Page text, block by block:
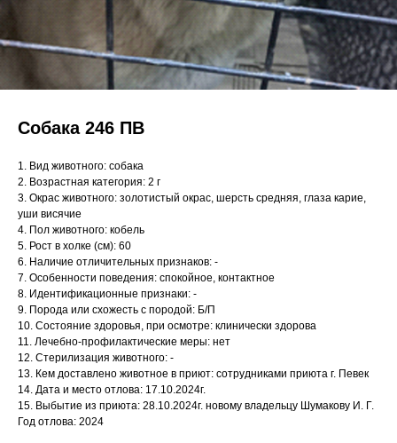
Собака 246 ПВ
1. Вид животного: собака
2. Возрастная категория: 2 г
3. Окрас животного: золотистый окрас, шерсть средняя, глаза карие,
уши висячие
4. Пол животного: кобель
5. Рост в холке (см): 60
6. Наличие отличительных признаков: -
7. Особенности поведения: спокойное, контактное
8. Идентификационные признаки: -
9. Порода или схожесть с породой: Б/П
10. Состояние здоровья, при осмотре: клинически здорова
11. Лечебно-профилактические меры: нет
12. Стерилизация животного: -
13. Кем доставлено животное в приют: сотрудниками приюта г. Певек
14. Дата и место отлова: 17.10.2024г.
15. Выбытие из приюта: 28.10.2024г. новому владельцу Шумакову И. Г.
Год отлова: 2024